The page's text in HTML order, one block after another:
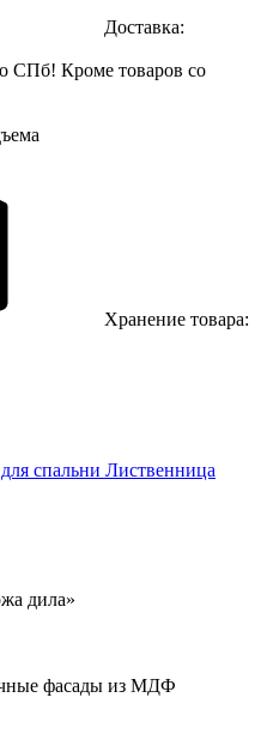
Доставка:
СПб! Кроме товаров со
Хранение товара:
спальни Лиственница
дила»
фасады из МДФ